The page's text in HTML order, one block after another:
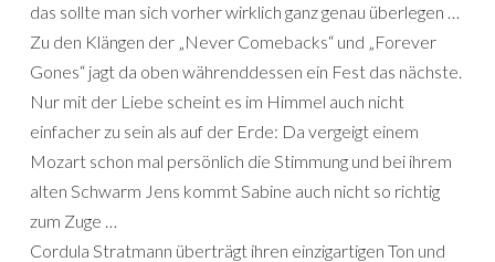
das sollte man sich vorher wirklich ganz genau überlegen …
Zu den Klängen der „Never Comebacks“ und „Forever
Gones“ jagt da oben währenddessen ein Fest das nächste.
Nur mit der Liebe scheint es im Himmel auch nicht
einfacher zu sein als auf der Erde: Da vergeigt einem
Mozart schon mal persönlich die Stimmung und bei ihrem
alten Schwarm Jens kommt Sabine auch nicht so richtig
zum Zuge …
Cordula Stratmann überträgt ihren einzigartigen Ton und